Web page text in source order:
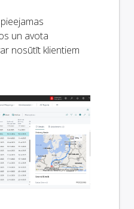
un avota
nosūtīt klientiem